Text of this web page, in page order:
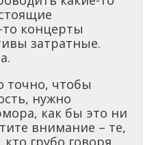
концерты
затратные.
точно, чтобы
нужно
как бы это ни
внимание – те,